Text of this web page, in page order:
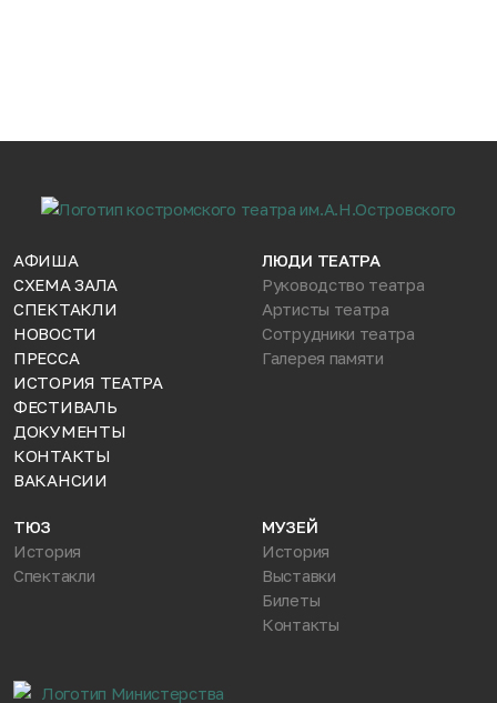
АФИША
СХЕМА ЗАЛА
СПЕКТАКЛИ
НОВОСТИ
ПРЕССА
ИСТОРИЯ ТЕАТРА
ФЕСТИВАЛЬ
ДОКУМЕНТЫ
КОНТАКТЫ
ВАКАНСИИ
ЛЮДИ ТЕАТРА
Руководство театра
Артисты театра
Сотрудники театра
Галерея памяти
ТЮЗ
История
Спектакли
МУЗЕЙ
История
Выставки
Билеты
Контакты